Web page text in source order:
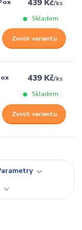
439 Kč/ks
Skladem
Zvolit variantu
439 Kč/ks
Skladem
Zvolit variantu